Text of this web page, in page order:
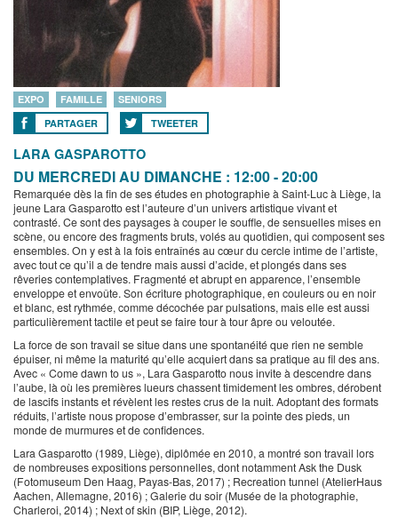
EXPO FAMILLE
SENIORS
PARTAGER
TWEETER
LARA GASPAROTTO
DU MERCREDI AU DIMANCHE : 12:00 - 20:00
Remarquée dès la fin de ses études en photographie à Saint-Luc à Liège, la
jeune Lara Gasparotto est l’auteure d’un univers artistique vivant et
contrasté. Ce sont des paysages à couper le souffle, de sensuelles mises en
scène, ou encore des fragments bruts, volés au quotidien, qui composent ses
ensembles. On y est à la fois entraînés au cœur du cercle intime de l’artiste,
avec tout ce qu’il a de tendre mais aussi d’acide, et plongés dans ses
rêveries contemplatives. Fragmenté et abrupt en apparence, l’ensemble
enveloppe et envoûte. Son écriture photographique, en couleurs ou en noir
et blanc, est rythmée, comme décochée par pulsations, mais elle est aussi
particulièrement tactile et peut se faire tour à tour âpre ou veloutée.
La force de son travail se situe dans une spontanéité que rien ne semble
épuiser, ni même la maturité qu’elle acquiert dans sa pratique au fil des ans.
Avec « Come dawn to us », Lara Gasparotto nous invite à descendre dans
l’aube, là où les premières lueurs chassent timidement les ombres, dérobent
de lascifs instants et révèlent les restes crus de la nuit. Adoptant des formats
réduits, l’artiste nous propose d’embrasser, sur la pointe des pieds, un
monde de murmures et de confidences.
Lara Gasparotto (1989, Liège), diplômée en 2010, a montré son travail lors
de nombreuses expositions personnelles, dont notamment Ask the Dusk
(Fotomuseum Den Haag, Payas-Bas, 2017) ; Recreation tunnel (AtelierHaus
Aachen, Allemagne, 2016) ; Galerie du soir (Musée de la photographie,
Charleroi, 2014) ; Next of skin (BIP, Liège, 2012).